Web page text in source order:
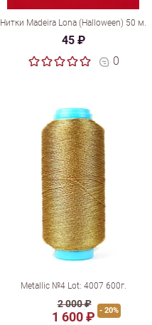
Нитки Madeira Lona (Halloween) 50 м.
45 ₽
0
Metallic №4 Lot: 4007 600г.
2 000 ₽
1 600 ₽ - 20%